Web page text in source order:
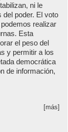
ni le
del poder. El voto
realizar
Esta
el peso del
y permitir a los
democrática
de información,
[más]